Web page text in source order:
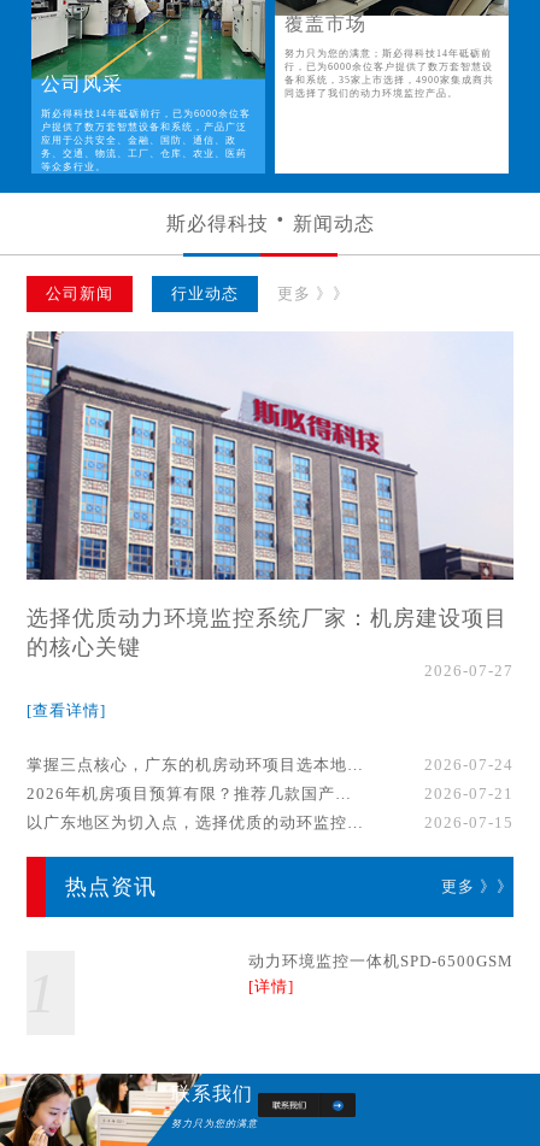
公司风采
斯必得科技14年砥砺前行，已为6000余位客
户提供了数万套智慧设备和系统，产品广泛
应用于公共安全、金融、国防、通信、政
务、交通、物流、工厂、仓库、农业、医药
等众多行业。
覆盖市场
努力只为您的满意；斯必得科技14年砥砺前
行，已为6000余位客户提供了数万套智慧设
备和系统，35家上市选择，4900家集成商共
同选择了我们的动力环境监控产品。
斯必得科技 新闻动态
公司新闻 行业动态 更多 》》
选择优质动力环境监控系统厂家：机房建设项目
的核心关键
2026-07-27
[查看详情]
掌握三点核心，广东的机房动环项目选本地厂家事半功倍！
2026-07-24
2026年机房项目预算有限？推荐几款国产动环监控系统品牌
2026-07-21
以广东地区为切入点，选择优质的动环监控系统厂家
2026-07-15
热点资讯 更多 》》
动力环境监控一体机SPD-6500GSM
[详情]
联系我们
努力只为您的满意